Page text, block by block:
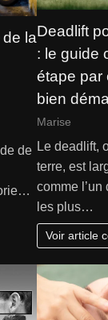
de la
de
Deadlift
: le guide
étape par
bien
Marise
Le deadlift,
terre, est
comme
les plus…
Voir article